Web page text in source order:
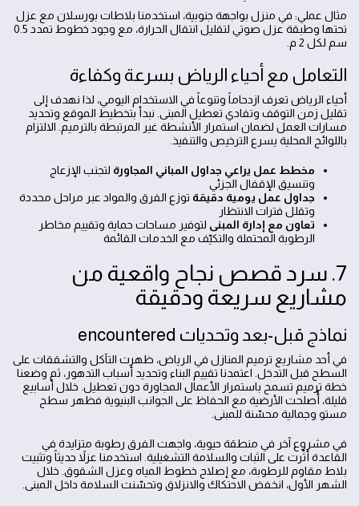
مثال عملي: في منزل بواجهة جنوبية، استخدمنا بلاطات بورسلان مع عزل
تحتها وطبقة عزل صوتي لتقليل انتقال الحرارة، مع وجود خطوط تمدد 0.5
سم لكل 2 م.
التعامل مع أحياء الرياض بسرعة وكفاءة
أحياء الرياض تعرف ازدحاماً وتنوعاً في الاستخدام اليومي، لذا نهدف إلى
تقليل زمن التوقف وتفادي تعطيل المبنى. نبدأ بتخطيط الموقع وتحديد
مسارات العمل لضمان استمرار الأنشطة غير المرتبطة بالترميم. الالتزام
باللوائح المحلية يسرع الترخيص والتنفيذ.
مخطط عمل يراعي جداول المباني المجاورة لتجنب الإزعاج
وتنسيق الإقفال الجزئي
جداول عمل يومية دقيقة توزع الفرق والمواد عبر مراحل محددة
وتقلل فترات الانتظار
تعاون مع إدارة المبنى لتوفير مساحات حماية وتقييم مخاطر
الرطوبة المحتملة والتكيّف مع الخدمات القائمة
7. سرد قصص نجاح واقعية من
مشاريع سريعة ودقيقة
نماذج قبل-بعد وتحديات encountered
في أحد مشاريع ترميم المنازل في الرياض، ظهرت التآكل والتشققات على
السطح قبل التدخل. اعتمدنا تقييم البناء وتحديد أسباب التدهور، ثم وضعنا
خطة ترميم تسمح باستمرار الأعمال المجاورة دون تعطيل. خلال أسابيع
قليلة، أُصلحت الأرضية مع الحفاظ على الجوانب البنيوية فظهر سطح
مستو وجمالية محسّنة للمبنى.
في مشروع آخر في منطقة حيوية، واجهت الفرق رطوبة متزايدة في
القاعدة أثّرت على الثبات والسلامة التشغيلية. استخدمنا عزلاً حديثاً وتثبيت
بلاط مقاوم للرطوبة، مع إصلاح خطوط المياه وعزل الشقوق. خلال
الشهر الأول، انخفض الاحتكاك والانزلاق وتحسّنت السلامة داخل المبنى.